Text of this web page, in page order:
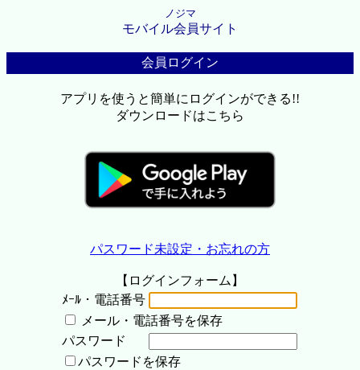
ノジマ
モバイル会員サイト
会員ログイン
アプリを使うと簡単にログインができる!!
ダウンロードはこちら
パスワード未設定・お忘れの方
【ログインフォーム】
ﾒｰﾙ・電話番号
メール・電話番号を保存
パスワード
パスワードを保存